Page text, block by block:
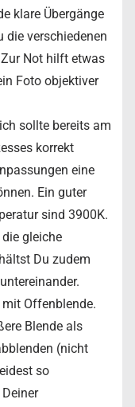
klare Übergänge
die verschiedenen
Not hilft etwas
Foto objektiver
sollte bereits am
korrekt
eine
Ein guter
sind 3900K.
gleiche
Du zudem
Offenblende.
Blende als
(nicht
so